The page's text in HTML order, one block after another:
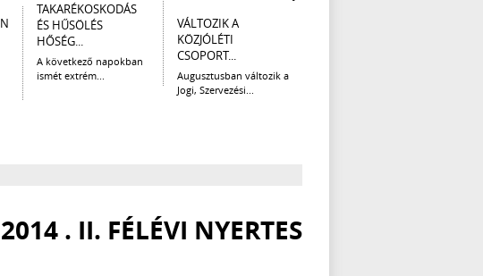
TAKARÉKOSKODÁS
ÉS HŰSÖLÉS
HŐSÉG...
A következő napokban
ismét extrém...
VÁLTOZIK A
KÖZJÓLÉTI
CSOPORT...
Augusztusban változik a
Jogi, Szervezési...
. II. FÉLÉVI NYERTES